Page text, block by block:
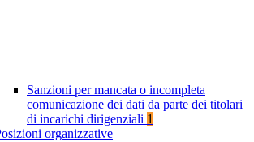
Sanzioni per mancata o incompleta
comunicazione dei dati da parte dei titolari
di incarichi dirigenziali 1
organizzative